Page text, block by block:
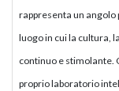
rappresenta un
luogo in cui la cultura,
continuo e stimolante.
proprio laboratorio